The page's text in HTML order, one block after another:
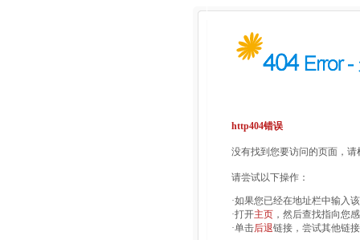
http404错误
没有找到您要访问的页面，
请尝试以下操作：
·如果您已经在地址栏中输入
·打开主页 ，然后查找指向您
·单击后退链接，尝试其他链